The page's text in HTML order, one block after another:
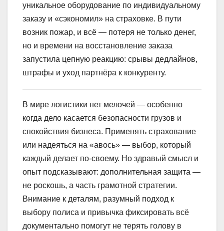
уникальное оборудование по индивидуальному
заказу и «сэкономил» на страховке. В пути
возник пожар, и всё — потеря не только денег,
но и времени на восстановление заказа
запустила цепную реакцию: срывы дедлайнов,
штрафы и уход партнёра к конкуренту.
В мире логистики нет мелочей — особенно
когда дело касается безопасности грузов и
спокойствия бизнеса. Применять страхование
или надеяться на «авось» — выбор, который
каждый делает по-своему. Но здравый смысл и
опыт подсказывают: дополнительная защита —
не роскошь, а часть грамотной стратегии.
Внимание к деталям, разумный подход к
выбору полиса и привычка фиксировать всё
документально помогут не терять голову в